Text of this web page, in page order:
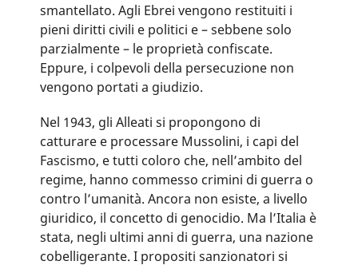
smantellato. Agli Ebrei vengono restituiti i
pieni diritti civili e politici e – sebbene solo
parzialmente – le proprietà confiscate.
Eppure, i colpevoli della persecuzione non
vengono portati a giudizio.
Nel 1943, gli Alleati si propongono di
catturare e processare Mussolini, i capi del
Fascismo, e tutti coloro che, nell’ambito del
regime, hanno commesso crimini di guerra o
contro l’umanità. Ancora non esiste, a livello
giuridico, il concetto di genocidio. Ma l’Italia è
stata, negli ultimi anni di guerra, una nazione
cobelligerante. I propositi sanzionatori si